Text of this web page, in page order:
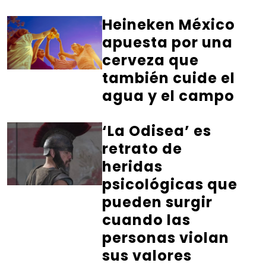
Heineken México
apuesta por una
cerveza que
también cuide el
agua y el campo
‘La Odisea’ es
retrato de
heridas
psicológicas que
pueden surgir
cuando las
personas violan
sus valores